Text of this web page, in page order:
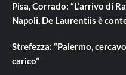
Pisa, Corrado: “L’arrivo di
Napoli, De Laurentiis è
Strefezza: “Palermo,
carico”